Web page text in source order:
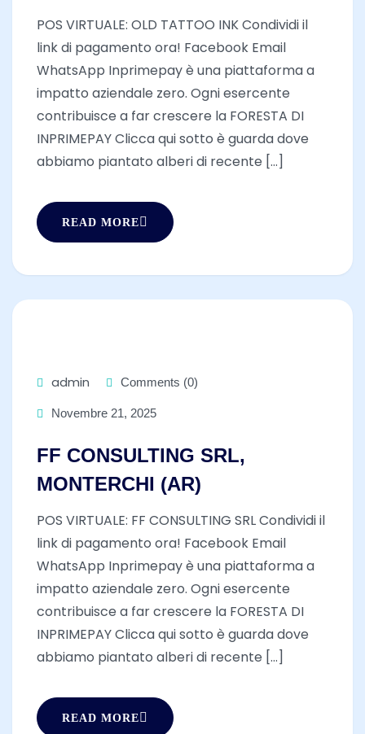
POS VIRTUALE: OLD TATTOO INK Condividi il
link di pagamento ora! Facebook Email
WhatsApp Inprimepay è una piattaforma a
impatto aziendale zero. Ogni esercente
contribuisce a far crescere la FORESTA DI
INPRIMEPAY Clicca qui sotto è guarda dove
abbiamo piantato alberi di recente [...]
READ MORE
admin Comments (0)
Novembre 21, 2025
FF CONSULTING SRL,
MONTERCHI (AR)
POS VIRTUALE: FF CONSULTING SRL Condividi il
link di pagamento ora! Facebook Email
WhatsApp Inprimepay è una piattaforma a
impatto aziendale zero. Ogni esercente
contribuisce a far crescere la FORESTA DI
INPRIMEPAY Clicca qui sotto è guarda dove
abbiamo piantato alberi di recente [...]
READ MORE